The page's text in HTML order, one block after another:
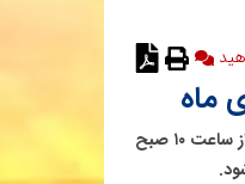
مدیر روابط عمومی توزیع برق استان یزد: برنامه قطعی برق از امروز ۳۰ دی ماه از ساعت ۱۰ صبح